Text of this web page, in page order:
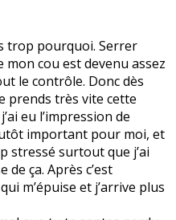
trop pourquoi. Serrer
cou est devenu assez
le contrôle. Donc dès
prends très vite cette
eu l’impression de
important pour moi, et
stressé surtout que j’ai
de ça. Après c’est
m’épuise et j’arrive plus